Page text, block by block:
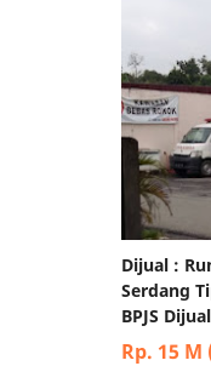
Dijual :
Serdang
BPJS
Rp. 15 M